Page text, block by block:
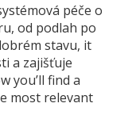
péče o
od podlah po
stavu, it
a zajišťuje
you’ll find a
most relevant